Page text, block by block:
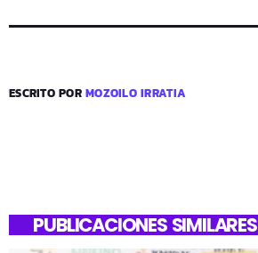
ESCRITO PORMOZOILO IRRATIA
PUBLICACIONES SIMILARES